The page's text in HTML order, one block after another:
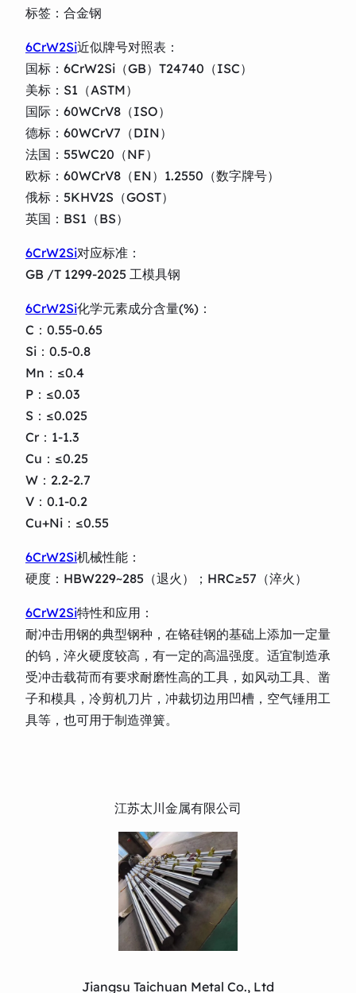
标签：合金钢
6CrW2Si近似牌号对照表：
国标：6CrW2Si（GB）T24740（ISC）
美标：S1（ASTM）
国际：60WCrV8（ISO）
德标：60WCrV7（DIN）
法国：55WC20（NF）
欧标：60WCrV8（EN）1.2550（数字牌号）
俄标：5KHV2S（GOST）
英国：BS1（BS）
6CrW2Si对应标准：
GB /T 1299-2025 工模具钢
6CrW2Si化学元素成分含量(%)：
C：0.55-0.65
Si：0.5-0.8
Mn：≤0.4
P：≤0.03
S：≤0.025
Cr：1-1.3
Cu：≤0.25
W：2.2-2.7
V：0.1-0.2
Cu+Ni：≤0.55
6CrW2Si机械性能：
硬度：HBW229~285（退火）；HRC≥57（淬火）
6CrW2Si特性和应用：
耐冲击用钢的典型钢种，在铬硅钢的基础上添加一定量
的钨，淬火硬度较高，有一定的高温强度。适宜制造承
受冲击载荷而有要求耐磨性高的工具，如风动工具、凿
子和模具，冷剪机刀片，冲裁切边用凹槽，空气锤用工
具等，也可用于制造弹簧。
江苏太川金属有限公司
Jiangsu Taichuan Metal Co., Ltd